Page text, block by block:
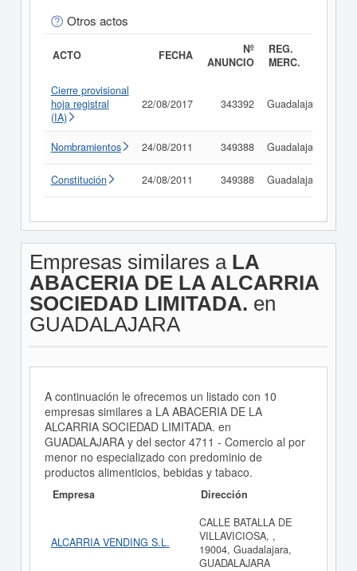
Otros actos
ACTO FECHA
Nº
ANUNCIO
REG.
MERC.
Cierre provisional
hoja registral
(IA)
22/08/2017 343392 Guadalajara
Nombramientos 24/08/2011 349388 Guadalajara
Constitución 24/08/2011 349388 Guadalajara
Empresas similares a LA
ABACERIA DE LA ALCARRIA
SOCIEDAD LIMITADA. en
GUADALAJARA
A continuación le ofrecemos un listado con 10
empresas similares a LA ABACERIA DE LA
ALCARRIA SOCIEDAD LIMITADA. en
GUADALAJARA y del sector 4711 - Comercio al por
menor no especializado con predominio de
productos alimenticios, bebidas y tabaco.
Empresa Dirección
ALCARRIA VENDING S.L.
CALLE BATALLA DE
VILLAVICIOSA, ,
19004, Guadalajara,
GUADALAJARA